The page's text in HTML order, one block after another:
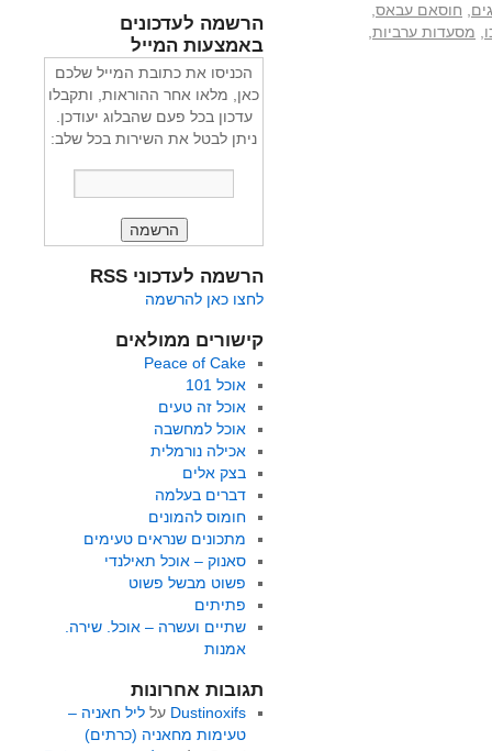
חוסאם עבאס
מסעדות ערביות
הרשמה לעדכונים
באמצעות המייל
הכניסו את כתובת המייל שלכם
כאן, מלאו אחר ההוראות, ותקבלו
עדכון בכל פעם שהבלוג יעודכן.
ניתן לבטל את השירות בכל שלב:
הרשמה לעדכוני RSS
לחצו כאן להרשמה
קישורים ממולאים
Peace of Cake
אוכל 101
אוכל זה טעים
אוכל למחשבה
אכילה נורמלית
בצק אלים
דברים בעלמה
חומוס להמונים
מתכונים שנראים טעימים
סאנוק – אוכל תאילנדי
פשוט מבשל פשוט
פתיתים
שתיים ועשרה – אוכל. שירה.
אמנות
תגובות אחרונות
Dustinoxifs על ליל חאניה –
טעימות מחאניה (כרתים)